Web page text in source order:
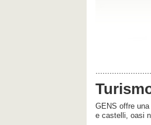
GENS offre
e castelli, oasi